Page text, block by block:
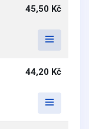
45,50 Kč
44,20 Kč